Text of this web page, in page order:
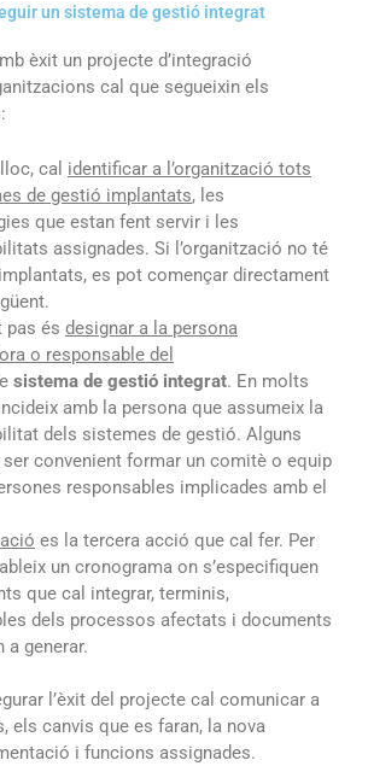
un sistema de gestió integrat
èxit un projecte d’integració
cal que segueixin els
cal identificar a l’organització tots
de gestió implantats, les
que estan fent servir i les
assignades. Si l’organització no té
es pot començar directament
pas és designar a la persona
o responsable del
sistema de gestió integrat. En molts
amb la persona que assumeix la
dels sistemes de gestió. Alguns
convenient formar un comitè o equip
responsables implicades amb el
es la tercera acció que cal fer. Per
un cronograma on s’especifiquen
que cal integrar, terminis,
dels processos afectats i documents
a generar.
l’èxit del projecte cal comunicar a
els canvis que es faran, la nova
i funcions assignades.